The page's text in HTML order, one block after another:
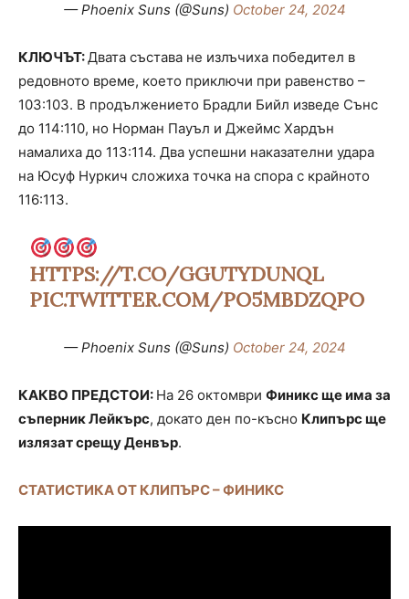
— Phoenix Suns (@Suns) October 24, 2024
КЛЮЧЪТ:Двата състава не излъчиха победител в
редовното време, което приключи при равенство –
103:103. В продължението Брадли Бийл изведе Сънс
до 114:110, но Норман Пауъл и Джеймс Хардън
намалиха до 113:114. Два успешни наказателни удара
на Юсуф Нуркич сложиха точка на спора с крайното
116:113.
HTTPS://T.CO/GGUTYDUNQL
PIC.TWITTER.COM/PO5MBDZQPO
— Phoenix Suns (@Suns) October 24, 2024
КАКВО ПРЕДСТОИ: На 26 октомври Финикс ще има за
съперник Лейкърс, докато ден по-късно Клипърс ще
излязат срещу Денвър.
СТАТИСТИКА ОТ КЛИПЪРС – ФИНИКС